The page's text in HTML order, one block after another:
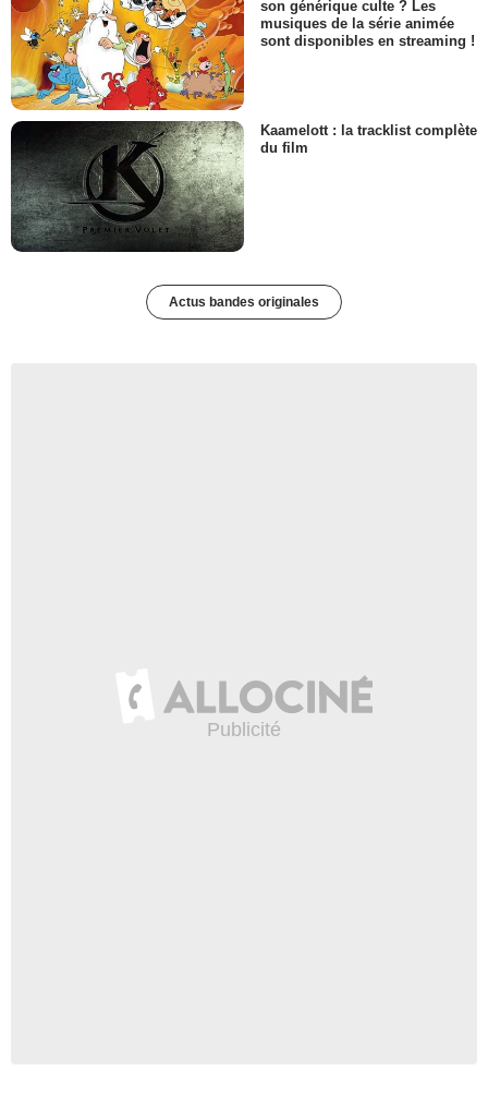
son générique culte ? Les
musiques de la série animée
sont disponibles en streaming !
Kaamelott : la tracklist complète
du film
Actus bandes originales